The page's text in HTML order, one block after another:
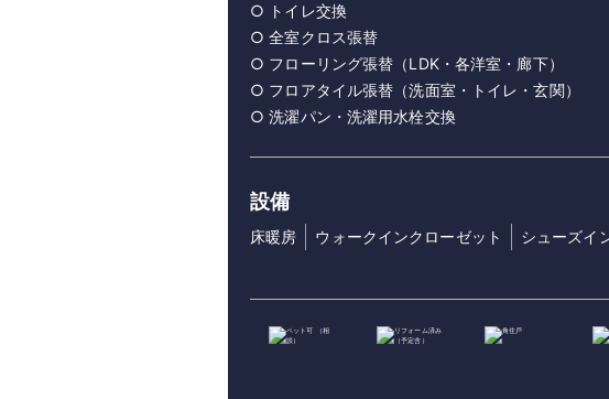
○ トイレ交換
○ 全室クロス張替
○ フローリング張替（LDK・各洋室・廊下）
○ フロアタイル張替（洗面室・トイレ・玄関）
○ 洗濯パン・洗濯用水栓交換
設備
床暖房 ウォークインクローゼット シューズイ